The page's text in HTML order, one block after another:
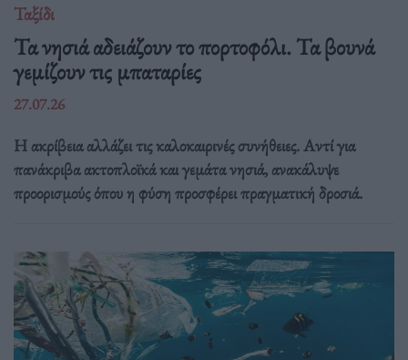
Ταξίδι
Τα νησιά αδειάζουν το πορτοφόλι. Τα βουνά
γεμίζουν τις μπαταρίες
27.07.26
Η ακρίβεια αλλάζει τις καλοκαιρινές συνήθειες. Αντί για
πανάκριβα ακτοπλοϊκά και γεμάτα νησιά, ανακάλυψε
προορισμούς όπου η φύση προσφέρει πραγματική δροσιά.